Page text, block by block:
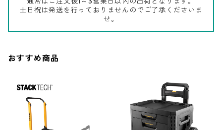
土日祝は発送を行っておりませんのでご了承くださいま
せ。
おすすめ商品